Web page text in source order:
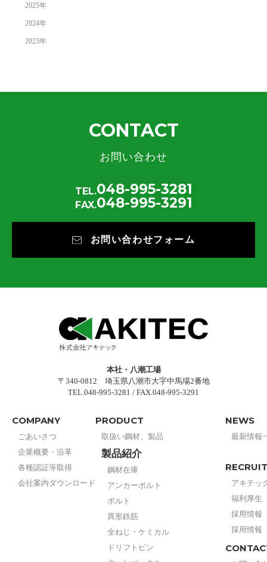
2025年
2024年
2023年
CONTACT
お問い合わせ
TEL.048-995-3281
FAX.048-995-3291
お問い合わせフォーム
本社・八潮工場
〒340-0812 埼玉県八潮市大字中馬場2番地
TEL.048-995-3281 / FAX.048-995-3291
COMPANY
ごあいさつ
企業概要・沿革
各種認証等取得
会社案内ダウンロード
PRODUCT
取扱い鋼材、製品
製品紹介
鋼材在庫
アンカーボルト
ボルト
異形鉄筋
全ねじ・ケミカル
ドリフトピン
NEWS
最新情報
RECRUIT
アキテッ
福利厚生
採用情報
採用情報